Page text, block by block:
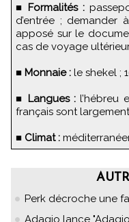
■ Formalités :
d’entrée ;
apposé sur le
cas de voyage
■ Monnaie : le shekel ;
■ Langues : l’hébreu
français sont
■ Climat :
Perk décroche une
Adagio lance